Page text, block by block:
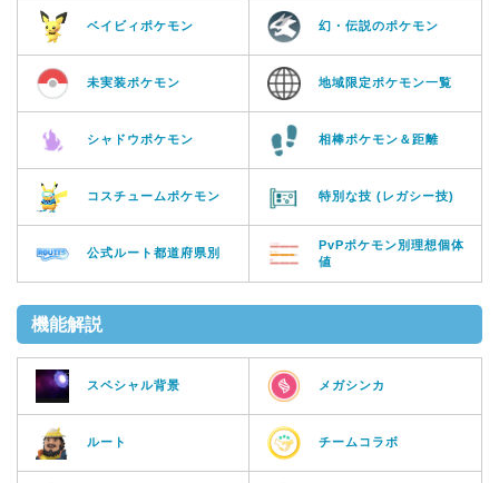
ベイビィポケモン 幻・伝説のポケモン
未実装ポケモン 地域限定ポケモン一覧
シャドウポケモン 相棒ポケモン＆距離
コスチュームポケモン 特別な技 (レガシー技)
公式ルート都道府県別
PvPポケモン別理想個体
値
機能解説
スペシャル背景 メガシンカ
ルート チームコラボ